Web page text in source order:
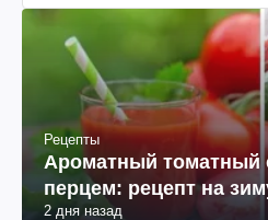
Рецепты
Ароматный томатный
перцем: рецепт на
2 дня назад